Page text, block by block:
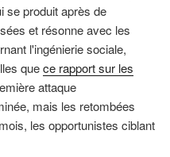
se produit après de
et résonne avec les
l'ingénierie sociale,
quece rapport sur les
attaque
mais les retombées
les opportunistes ciblant